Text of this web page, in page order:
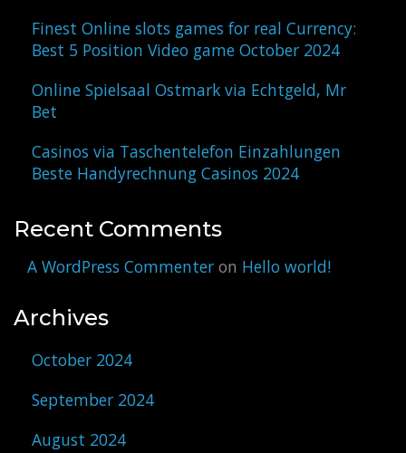
Finest Online slots games for real Currency:
Best 5 Position Video game October 2024
Online Spielsaal Ostmark via Echtgeld, Mr
Bet
Casinos via Taschentelefon Einzahlungen
Beste Handyrechnung Casinos 2024
Recent Comments
A WordPress Commenter on Hello world!
Archives
October 2024
September 2024
August 2024